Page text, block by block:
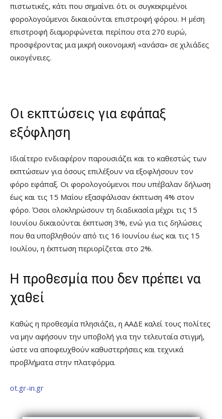
πιστωτικές, κάτι που σημαίνει ότι οι συγκεκριμένοι
φορολογούμενοι δικαιούνται επιστροφή φόρου. Η μέση
επιστροφή διαμορφώνεται περίπου στα 270 ευρώ,
προσφέροντας μια μικρή οικονομική «ανάσα» σε χιλιάδες
οικογένειες.
Οι εκπτώσεις για εφάπαξ
εξόφληση
Ιδιαίτερο ενδιαφέρον παρουσιάζει και το καθεστώς των
εκπτώσεων για όσους επιλέξουν να εξοφλήσουν τον
φόρο εφάπαξ. Οι φορολογούμενοι που υπέβαλαν δήλωση
έως και τις 15 Μαΐου εξασφάλισαν έκπτωση 4% στον
φόρο. Όσοι ολοκληρώσουν τη διαδικασία μέχρι τις 15
Ιουνίου δικαιούνται έκπτωση 3%, ενώ για τις δηλώσεις
που θα υποβληθούν από τις 16 Ιουνίου έως και τις 15
Ιουλίου, η έκπτωση περιορίζεται στο 2%.
Η προθεσμία που δεν πρέπει να
χαθεί
Καθώς η προθεσμία πλησιάζει, η ΑΑΔΕ καλεί τους πολίτες
να μην αφήσουν την υποβολή για την τελευταία στιγμή,
ώστε να αποφευχθούν καθυστερήσεις και τεχνικά
προβλήματα στην πλατφόρμα.
ot.gr-in.gr